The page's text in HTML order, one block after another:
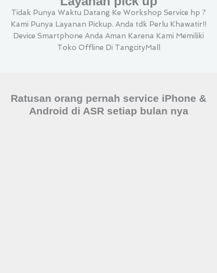
Tidak Punya Waktu Datang Ke Workshop Service hp ?
Kami Punya Layanan Pickup. Anda tdk Perlu Khawatir!!
Device Smartphone Anda Aman Karena Kami Memiliki
Toko Offline Di TangcityMall
Ratusan orang pernah service iPhone &
Android di ASR setiap bulan nya